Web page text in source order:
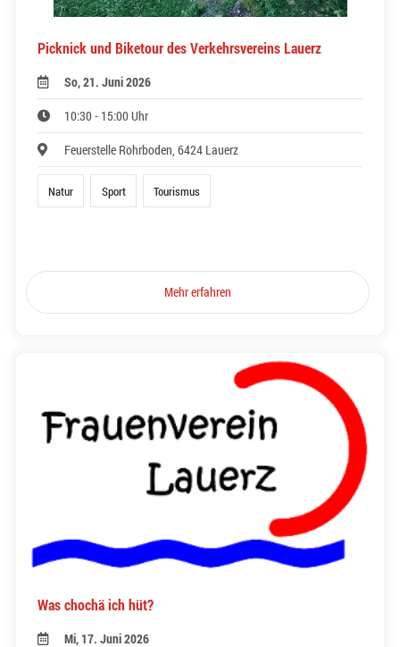
Picknick und Biketour des Verkehrsvereins Lauerz
So, 21. Juni 2026
10:30 - 15:00 Uhr
Feuerstelle Rohrboden, 6424 Lauerz
Natur Sport Tourismus
Mehr erfahren
Was chochä ich hüt?
Mi, 17. Juni 2026